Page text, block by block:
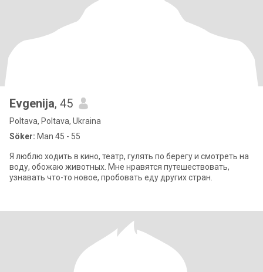
Evgenija, 45
Poltava, Poltava, Ukraina
Söker: Man 45 - 55
Я люблю ходить в кино, театр, гулять по берегу и смотреть на
воду, обожаю животных. Мне нравятся путешествовать,
узнавать что-то новое, пробовать еду других стран.